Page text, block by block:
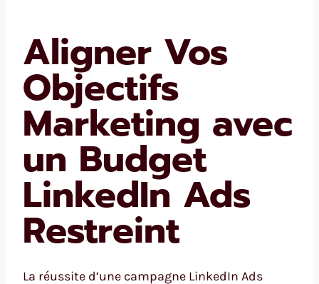
Aligner Vos
Objectifs
Marketing avec
un Budget
LinkedIn Ads
Restreint
La réussite d’une campagne LinkedIn Ads